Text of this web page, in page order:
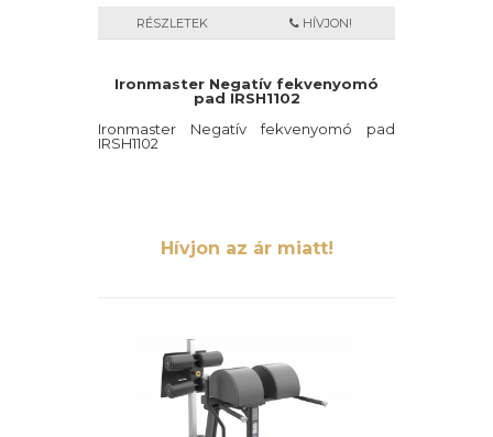
RÉSZLETEK HÍVJON!
Ironmaster Negatív fekvenyomó
pad IRSH1102
Ironmaster Negatív fekvenyomó pad
IRSH1102
Hívjon az ár miatt!